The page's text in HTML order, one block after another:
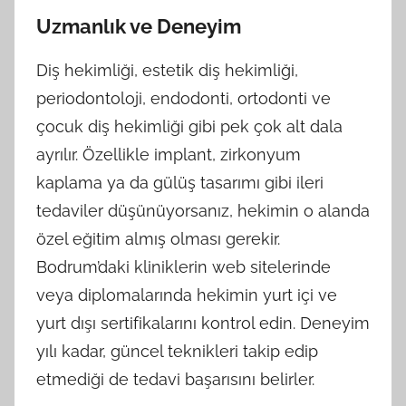
Uzmanlık ve Deneyim
Diş hekimliği, estetik diş hekimliği,
periodontoloji, endodonti, ortodonti ve
çocuk diş hekimliği gibi pek çok alt dala
ayrılır. Özellikle implant, zirkonyum
kaplama ya da gülüş tasarımı gibi ileri
tedaviler düşünüyorsanız, hekimin o alanda
özel eğitim almış olması gerekir.
Bodrum’daki kliniklerin web sitelerinde
veya diplomalarında hekimin yurt içi ve
yurt dışı sertifikalarını kontrol edin. Deneyim
yılı kadar, güncel teknikleri takip edip
etmediği de tedavi başarısını belirler.